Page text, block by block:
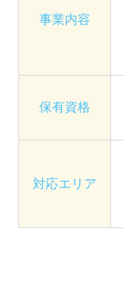
事業内容
保有資格
対応エリア